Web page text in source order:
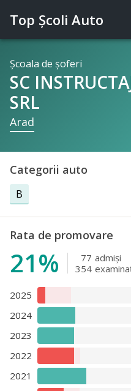
Top Şcoli Auto
Şcoala de şoferi
SC
SRL
Arad
Categorii auto
B
Rata de promovare
21% 77 admişi
354
2025
2024
2023
2022
2021